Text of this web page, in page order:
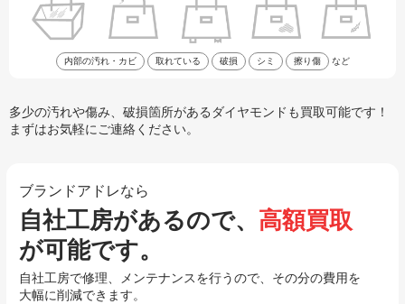
内部の汚れ・カビ 取れている 破損 シミ 擦り傷 など
多少の汚れや傷み、破損箇所があるダイヤモンドも買取可能です！
まずはお気軽にご連絡ください。
ブランドアドレなら
自社工房があるので、 高額買取
が可能です。
自社工房で修理、メンテナンスを行うので、その分の費用を
大幅に削減できます。